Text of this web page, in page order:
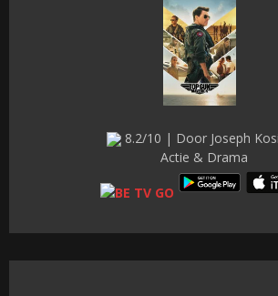
8.2/10 | Door Joseph
Actie & Drama